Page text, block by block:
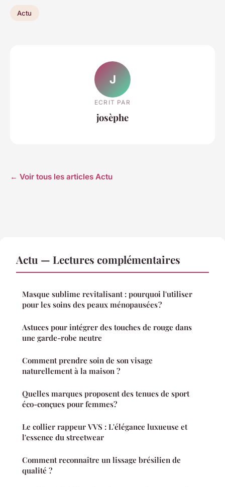
Actu
J
ECRIT PAR
josèphe
← Voir tous les articles Actu
Actu — Lectures complémentaires
Masque sublime revitalisant : pourquoi l'utiliser
pour les soins des peaux ménopausées ?
Astuces pour intégrer des touches de rouge dans
une garde-robe neutre
Comment prendre soin de son visage
naturellement à la maison ?
Quelles marques proposent des tenues de sport
éco-conçues pour femmes?
Le collier rappeur VVS : L'élégance luxueuse et
l'essence du streetwear
Comment reconnaître un lissage brésilien de
qualité ?